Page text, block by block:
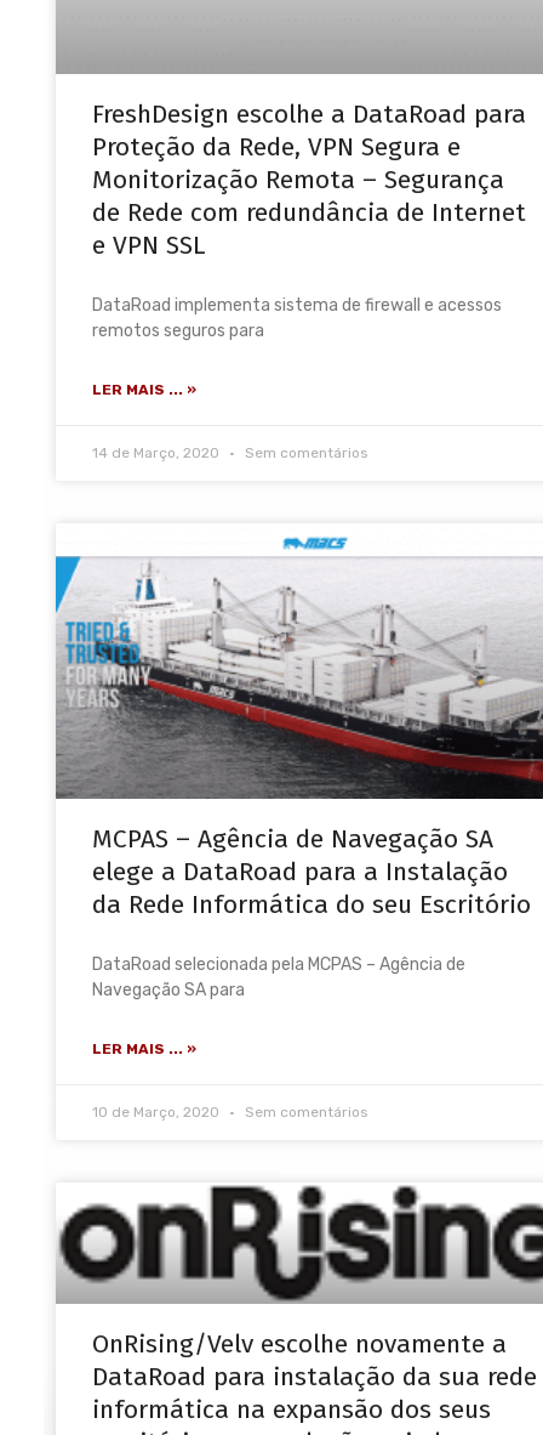
FreshDesign escolhe a DataRoad para
Proteção da Rede, VPN Segura e
Monitorização Remota – Segurança
de Rede com redundância de Internet
e VPN SSL
DataRoad implementa sistema de firewall e acessos
remotos seguros para
LER MAIS ... »
14 de Março, 2020 Sem comentários
MCPAS – Agência de Navegação SA
elege a DataRoad para a Instalação
da Rede Informática do seu Escritório
DataRoad selecionada pela MCPAS – Agência de
Navegação SA para
LER MAIS ... »
10 de Março, 2020 Sem comentários
OnRising/Velv escolhe novamente a
DataRoad para instalação da sua rede
informática na expansão dos seus